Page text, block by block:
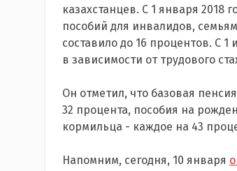
казахстанцев. С 1 января
пособий для инвалидов,
составило до 16 процентов. С
в зависимости от трудового
Он отметил, что базовая
32 процента, пособия на
кормильца - каждое на 43
Напомним, сегодня, 10 января